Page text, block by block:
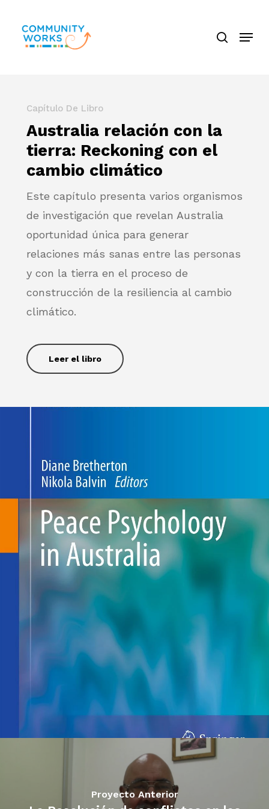
contenido
Menú
Capítulo De Libro
Australia relación con la
tierra: Reckoning con el
cambio climático
Este capítulo presenta varios organismos
de investigación que revelan Australia
oportunidad única para generar
relaciones más sanas entre las personas
y con la tierra en el proceso de
construcción de la resiliencia al cambio
climático.
Leer el libro
Proyecto Anterior